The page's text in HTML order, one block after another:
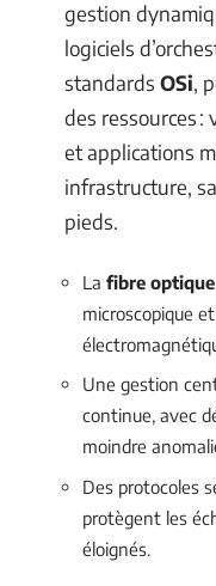
gestion
logiciels
standards OSi,
des ressources :
et applications
infrastructure,
pieds.
La fibre optique
microscopique
Une gestion
continue, avec
moindre
Des protocoles
protègent les
éloignés.